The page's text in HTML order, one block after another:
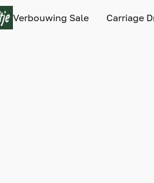
Verbouwing Sale Carriage